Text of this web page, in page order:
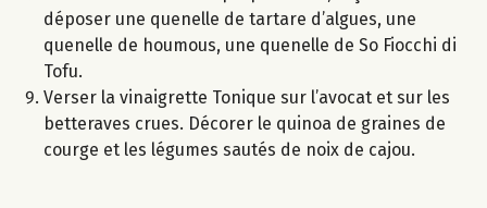
déposer une quenelle de tartare d’algues, une
quenelle de houmous, une quenelle de So Fiocchi di
Tofu.
Verser la vinaigrette Tonique sur l’avocat et sur les
betteraves crues. Décorer le quinoa de graines de
courge et les légumes sautés de noix de cajou.